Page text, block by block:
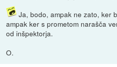
Ja, bodo, ampak ne zato, ker
ampak ker s prometom narašča
od inšpektorja.
O.